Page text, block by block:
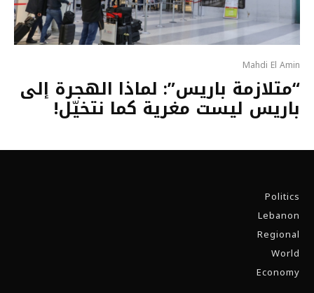
Mahdi El Amin
“متلازمة باريس”: لماذا الهجرة إلى
باريس ليست مغرية كما نتخيّل!
Politics
Lebanon
Regional
World
Economy